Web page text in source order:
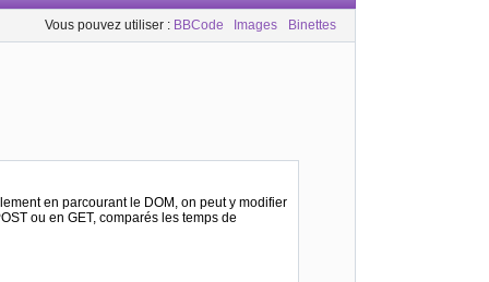
Vous pouvez utiliser : BBCode Images Binettes